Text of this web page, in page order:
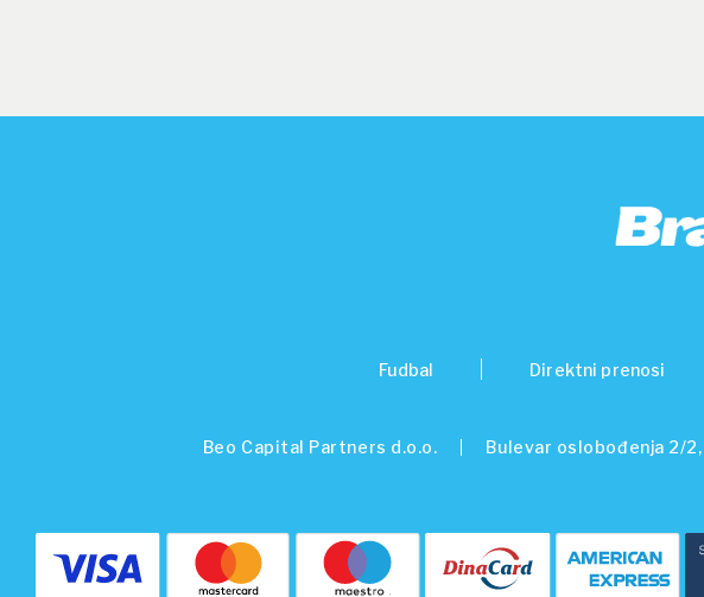
Fudbal Direktni prenosi
Beo Capital Partners d.o.o. Bulevar oslobođenja 2/